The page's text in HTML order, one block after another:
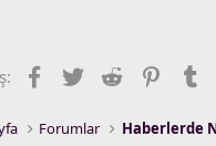
Facebook
TwitterReddit
Forumlar Haberlerde